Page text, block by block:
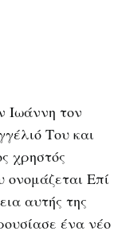
Ιωάννη τον
Του και
χρηστός
ονομάζεται Επί
αυτής της
ένα νέο